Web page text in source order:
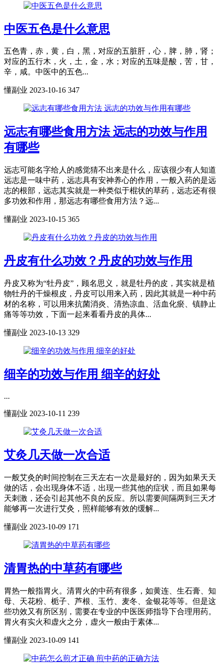
中医五色是什么意思
五色青，赤，黄，白，黑，对应的五脏肝，心，脾，肺，肾；
对应的五行木，火，土，金，水；对应的五味是酸，苦，甘，
辛，咸。中医中的五色...
懂副业 2023-10-16 347
远志有哪些食用方法 远志的功效与作用
有哪些
远志可能名字给人的感觉猜不出来是什么，应该很少有人知道
远志是一味中药，远志具有安神养心的作用，一般入药的是远
志的根部，远志其实就是一种类似于棍状的草药，远志还有很
多功效和作用，那远志有哪些食用方法？远...
懂副业 2023-10-15 365
丹皮有什么功效？丹皮的功效与作用
丹皮又称为“牡丹皮”，顾名思义，就是牡丹的皮，其实就是植
物牡丹的干燥根皮，丹皮可以用来入药，因此其就是一种中药
材的名称，可以用来抗菌消炎、清热凉血、活血化瘀、镇静止
痛等等功效，下面一起来看看丹皮的具体...
懂副业 2023-10-13 329
细辛的功效与作用 细辛的好处
...
懂副业 2023-10-11 239
艾灸几天做一次合适
一般艾灸的时间控制在三天左右一次是最好的，因为如果天天
做的话，会出现身体不适，出现一些其他的症状，而且如果每
天刺激，还会引起其他不良的反应。所以需要间隔两到三天才
能够再一次进行艾灸，照样能够有效的缓解...
懂副业 2023-10-09 171
清胃热的中草药有哪些
胃热一般指胃火。清胃火的中药有很多，如黄连、生石膏、知
母、天花粉、栀子、芦根、玉竹、麦冬、金银花等等。但是这
些功效又有所区别，需要在专业的中医医师指导下合理用药。
胃火有实火和虚火之分，虚火一般由于素体...
懂副业 2023-10-09 141